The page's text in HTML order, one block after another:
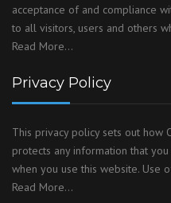
acceptance of and compliance
to all visitors, users and others
Read More…
Privacy Policy
This privacy policy sets out how
protects any information that
when you use this website. Use
Read More…